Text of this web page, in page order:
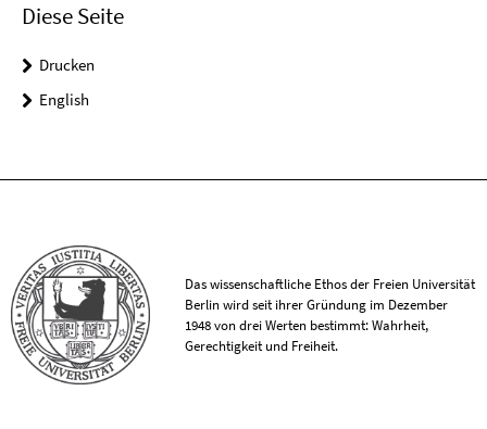
Diese Seite
Drucken
English
Das wissenschaftliche Ethos der Freien Universität
Berlin wird seit ihrer Gründung im Dezember
1948 von drei Werten bestimmt: Wahrheit,
Gerechtigkeit und Freiheit.